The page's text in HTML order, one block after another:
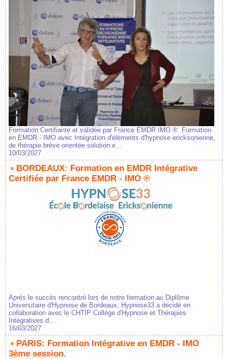
Formation Certifiante et validée par France EMDR IMO ®. Formation
en EMDR - IMO avec Intégration d'éléments d'hypnose ericksonienne,
de thérapie brève orientée solution e...
10/03/2027
BORDEAUX: Formation en EMDR Intégrative
Certifiée par France EMDR - IMO ®
Après le succès rencontré lors de notre formation au Diplôme
Universitaire d'Hypnose de Bordeaux, Hypnose33 a décidé en
collaboration avec le CHTIP Collège d'Hypnose et Thérapies
Intégratives d...
16/03/2027
PARIS: Formation Intégrative en EMDR - IMO
3ème session.